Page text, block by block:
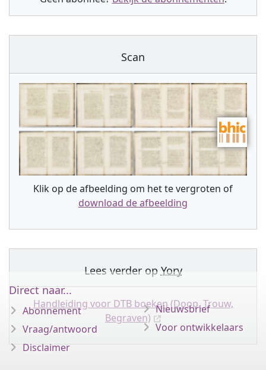
Scan
Klik op de afbeelding om het te vergroten of
download de afbeelding
Lees verder op Yory
Handleiding voor DTB boeken (Doop, Trouw,
Begraven)
Direct naar...
Abonnement
Vraag/antwoord
Disclaimer
Nieuwsbrief
Voor ontwikkelaars